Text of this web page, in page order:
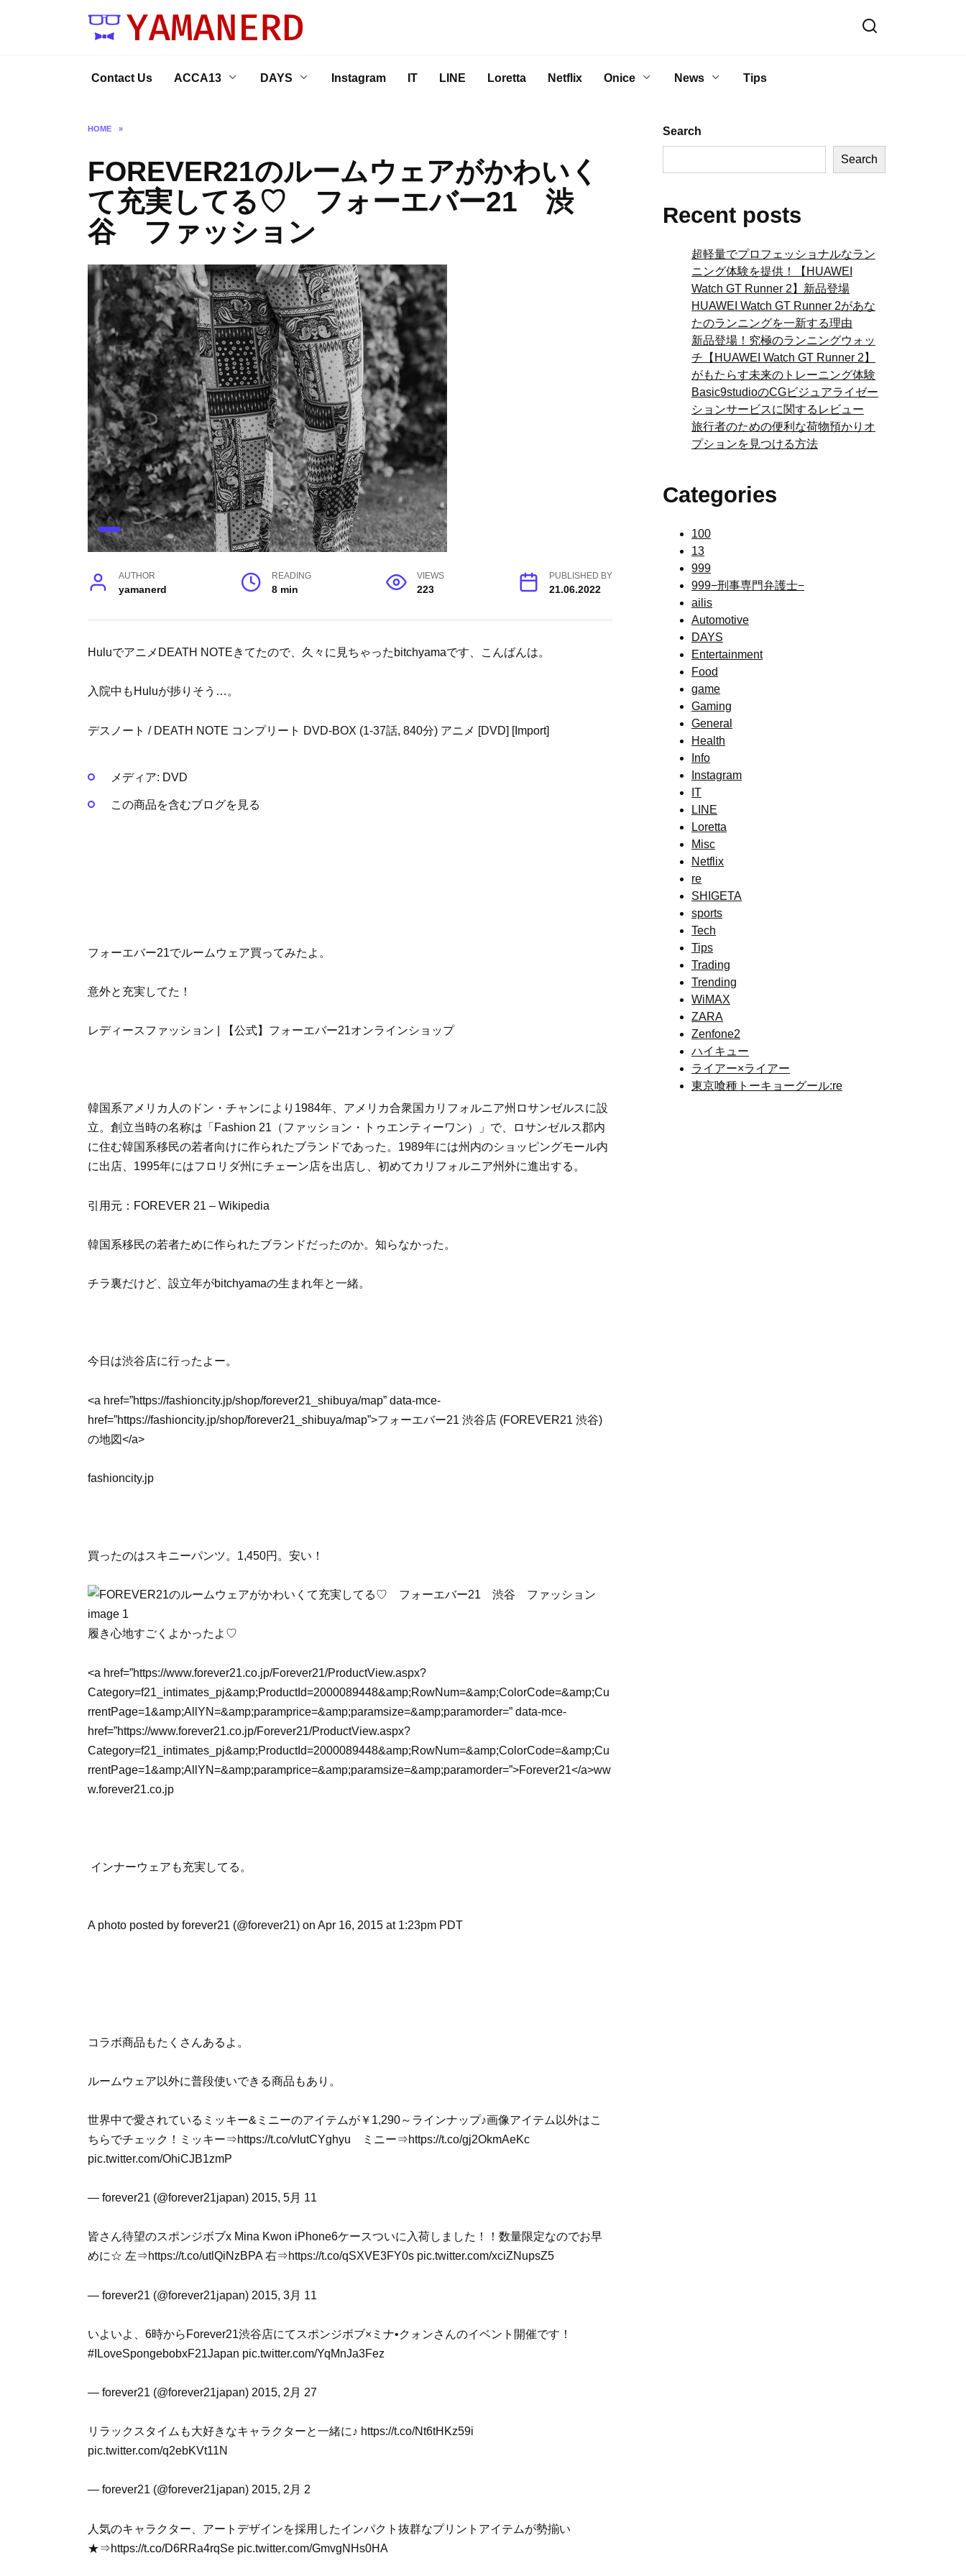
Contact Us ACCA13 DAYS Instagram IT LINE Loretta Netflix Onice News Tips
HOME »
FOREVER21のルームウェアがかわいく
て充実してる♡ フォーエバー21 渋
谷 ファッション
AUTHOR
yamanerd
READING
8 min
VIEWS
223
PUBLISHED BY
21.06.2022
HuluでアニメDEATH NOTEきてたので、久々に見ちゃったbitchyamaです、こんばんは。
入院中もHuluが捗りそう…。
デスノート / DEATH NOTE コンプリート DVD-BOX (1-37話, 840分) アニメ [DVD] [Import]
メディア: DVD
この商品を含むブログを見る
フォーエバー21でルームウェア買ってみたよ。
意外と充実してた！
レディースファッション | 【公式】フォーエバー21オンラインショップ
韓国系アメリカ人のドン・チャンにより1984年、アメリカ合衆国カリフォルニア州ロサンゼルスに設
立。創立当時の名称は「Fashion 21（ファッション・トゥエンティーワン）」で、ロサンゼルス郡内
に住む韓国系移民の若者向けに作られたブランドであった。1989年には州内のショッピングモール内
に出店、1995年にはフロリダ州にチェーン店を出店し、初めてカリフォルニア州外に進出する。
引用元：FOREVER 21 – Wikipedia
韓国系移民の若者ために作られたブランドだったのか。知らなかった。
チラ裏だけど、設立年がbitchyamaの生まれ年と一緒。
今日は渋谷店に行ったよー。
<a href=”https://fashioncity.jp/shop/forever21_shibuya/map” data-mce-
href=”https://fashioncity.jp/shop/forever21_shibuya/map”>フォーエバー21 渋谷店 (FOREVER21 渋谷)
の地図</a>
fashioncity.jp
買ったのはスキニーパンツ。1,450円。安い！
履き心地すごくよかったよ♡
<a href=”https://www.forever21.co.jp/Forever21/ProductView.aspx?
Category=f21_intimates_pj&amp;ProductId=2000089448&amp;RowNum=&amp;ColorCode=&amp;Cu
rrentPage=1&amp;AllYN=&amp;paramprice=&amp;paramsize=&amp;paramorder=” data-mce-
href=”https://www.forever21.co.jp/Forever21/ProductView.aspx?
Category=f21_intimates_pj&amp;ProductId=2000089448&amp;RowNum=&amp;ColorCode=&amp;Cu
rrentPage=1&amp;AllYN=&amp;paramprice=&amp;paramsize=&amp;paramorder=”>Forever21</a>ww
w.forever21.co.jp
インナーウェアも充実してる。
A photo posted by forever21 (@forever21) on Apr 16, 2015 at 1:23pm PDT
コラボ商品もたくさんあるよ。
ルームウェア以外に普段使いできる商品もあり。
世界中で愛されているミッキー&ミニーのアイテムが￥1,290～ラインナップ♪画像アイテム以外はこ
ちらでチェック！ミッキー⇒https://t.co/vIutCYghyu ミニー⇒https://t.co/gj2OkmAeKc
pic.twitter.com/OhiCJB1zmP
— forever21 (@forever21japan) 2015, 5月 11
皆さん待望のスポンジボブx Mina Kwon iPhone6ケースついに入荷しました！！数量限定なのでお早
めに☆ 左⇒https://t.co/utlQiNzBPA 右⇒https://t.co/qSXVE3FY0s pic.twitter.com/xciZNupsZ5
— forever21 (@forever21japan) 2015, 3月 11
いよいよ、6時からForever21渋谷店にてスポンジボブ×ミナ•クォンさんのイベント開催です！
#ILoveSpongebobxF21Japan pic.twitter.com/YqMnJa3Fez
— forever21 (@forever21japan) 2015, 2月 27
リラックスタイムも大好きなキャラクターと一緒に♪ https://t.co/Nt6tHKz59i
pic.twitter.com/q2ebKVt11N
— forever21 (@forever21japan) 2015, 2月 2
人気のキャラクター、アートデザインを採用したインパクト抜群なプリントアイテムが勢揃い
★⇒https://t.co/D6RRa4rqSe pic.twitter.com/GmvgNHs0HA
Search
Search
Recent posts
超軽量でプロフェッショナルなラン
ニング体験を提供！【HUAWEI
Watch GT Runner 2】新品登場
HUAWEI Watch GT Runner 2があな
たのランニングを一新する理由
新品登場！究極のランニングウォッ
チ【HUAWEI Watch GT Runner 2】
がもたらす未来のトレーニング体験
Basic9studioのCGビジュアライゼー
ションサービスに関するレビュー
旅行者のための便利な荷物預かりオ
プションを見つける方法
Categories
100
13
999
999−刑事専門弁護士−
ailis
Automotive
DAYS
Entertainment
Food
game
Gaming
General
Health
Info
Instagram
IT
LINE
Loretta
Misc
Netflix
re
SHIGETA
sports
Tech
Tips
Trading
Trending
WiMAX
ZARA
Zenfone2
ハイキュー
ライアー×ライアー
東京喰種トーキョーグール:re